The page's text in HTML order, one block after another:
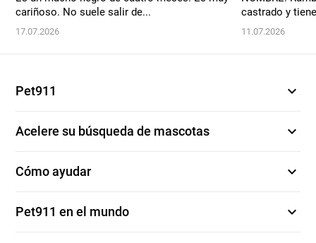
cariñoso. No suele salir de...
17.07.2026
castrado y
11.07.2026
Pet911 expand_more
Acelere su búsqueda de mascotas expand_more
Cómo ayudar expand_more
Pet911 en el mundo expand_more